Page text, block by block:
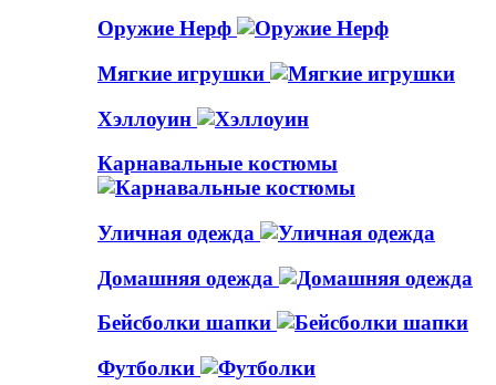
Оружие Нерф
Мягкие игрушки
Хэллоуин
Карнавальные костюмы
Уличная одежда
Домашняя одежда
Бейсболки шапки
Футболки